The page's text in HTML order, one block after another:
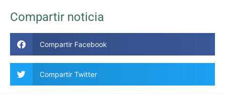
Compartir noticia
Compartir Facebook
Compartir Twitter